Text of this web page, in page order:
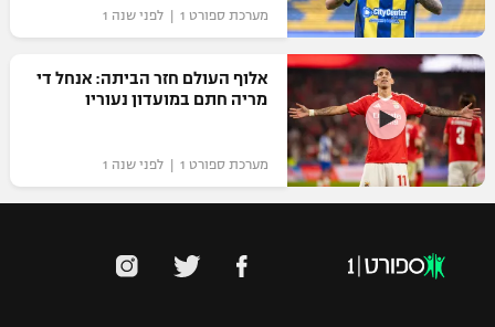
מערכת ספורט 1 | לפני שנה 1
אלוף העולם חזר הביתה: אנחל די
מריה חתם במועדון נעוריו
מערכת ספורט 1 | לפני שנה 1